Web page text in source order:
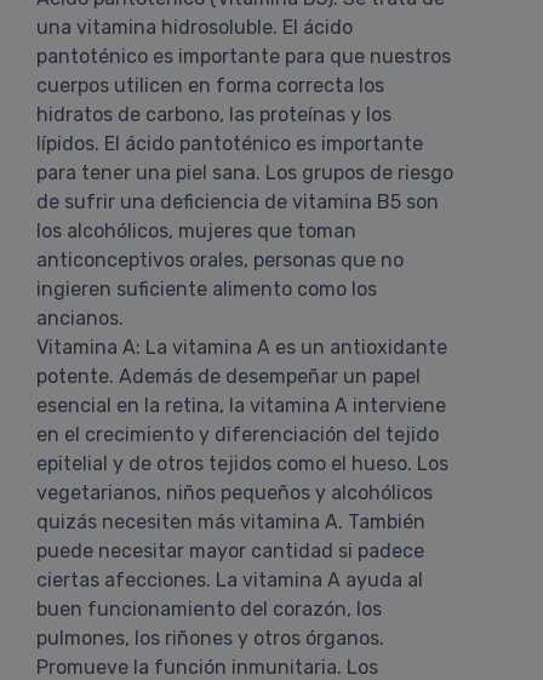
una vitamina hidrosoluble. El ácido
pantoténico es importante para que nuestros
cuerpos utilicen en forma correcta los
hidratos de carbono, las proteínas y los
lípidos. El ácido pantoténico es importante
para tener una piel sana. Los grupos de riesgo
de sufrir una deficiencia de vitamina B5 son
los alcohólicos, mujeres que toman
anticonceptivos orales, personas que no
ingieren suficiente alimento como los
ancianos.
Vitamina A: La vitamina A es un antioxidante
potente. Además de desempeñar un papel
esencial en la retina, la vitamina A interviene
en el crecimiento y diferenciación del tejido
epitelial y de otros tejidos como el hueso. Los
vegetarianos, niños pequeños y alcohólicos
quizás necesiten más vitamina A. También
puede necesitar mayor cantidad si padece
ciertas afecciones. La vitamina A ayuda al
buen funcionamiento del corazón, los
pulmones, los riñones y otros órganos.
Promueve la función inmunitaria. Los